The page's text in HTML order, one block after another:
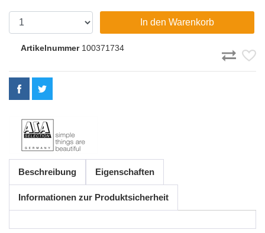
In den Warenkorb
Artikelnummer100371734
Beschreibung Eigenschaften
Informationen zur Produktsicherheit